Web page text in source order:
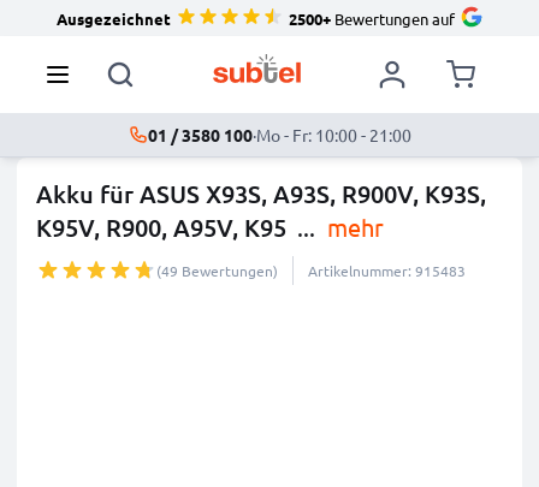
Ausgezeichnet 2500+Bewertungen auf
01 / 3580 100·Mo - Fr: 10:00 - 21:00
Akku für ASUS X93S, A93S, R900V, K93S,
K95V, R900, A95V, K95 ... mehr
(49 Bewertungen) Artikelnummer: 915483